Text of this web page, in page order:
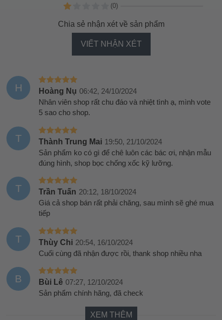
(0)
Chia sẻ nhận xét về sản phẩm
VIẾT NHẬN XÉT
H Hoàng Nụ 06:42, 24/10/2024
Nhân viên shop rất chu đáo và nhiệt tình ạ, mình vote
5 sao cho shop.
T Thành Trung Mai 19:50, 21/10/2024
Sản phẩm ko có gì để chê luôn các bác ơi, nhận mẫu
đúng hình, shop bọc chống xốc kỹ lưỡng.
T Trần Tuấn 20:12, 18/10/2024
Giá cả shop bán rất phải chăng, sau mình sẽ ghé mua
tiếp
T Thùy Chi 20:54, 16/10/2024
Cuối cùng đã nhận được rồi, thank shop nhiều nha
B Bùi Lê 07:27, 12/10/2024
Sản phẩm chính hãng, đã check
XEM THÊM